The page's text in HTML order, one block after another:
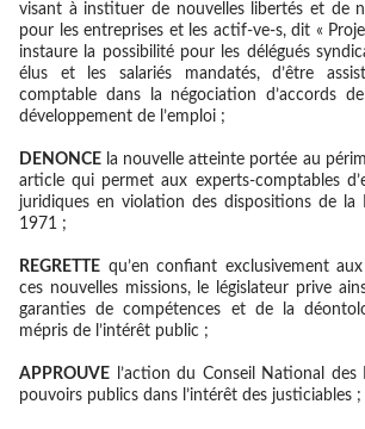
visant à instituer de nouvelles libertés et de
pour les entreprises et les actif-ve-s, dit «
instaure la possibilité pour les délégués
élus et les salariés mandatés, d’être
comptable dans la négociation d’accords
développement de l’emploi ;
DENONCE la nouvelle atteinte portée au
article qui permet aux experts-comptables
juridiques en violation des dispositions de la
1971 ;
REGRETTE qu’en confiant exclusivement
ces nouvelles missions, le législateur prive
garanties de compétences et de la
mépris de l’intérêt public ;
APPROUVE l’action du Conseil National des
pouvoirs publics dans l’intérêt des justiciables ;